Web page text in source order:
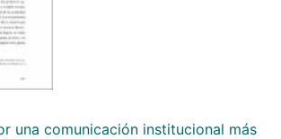
una comunicación institucional más